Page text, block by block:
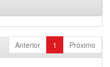
Anterior 1 Próximo